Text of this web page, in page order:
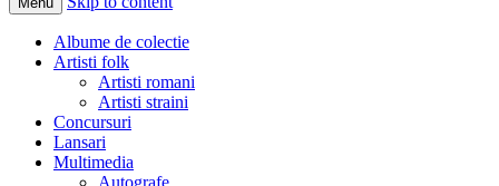
Albume de colectie
Artisti folk
Artisti romani
Artisti straini
Concursuri
Lansari
Multimedia
Autografe